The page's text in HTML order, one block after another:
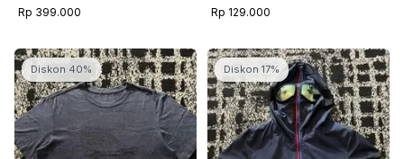
Rp 399.000
Rp 129.000
Diskon 40% Diskon 17%